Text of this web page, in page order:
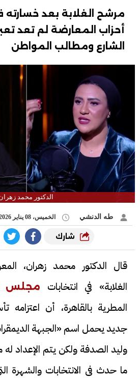
مرشح الغلابة بعد خسارته
أحزاب المعارضة لم تعد
الشارع ومطالب المواطن
الدكتور محمد
طه الدنشي الخميس، 08 يناير 2026 01:41 ص
شارك
قال الدكتور محمد زهران،
الغلابة» في انتخابات
مجلس
المطرية بالقاهرة، أن
جديد يحمل اسم «الجبهة
وليد الصدفة ولكن يتم الإعداد
ما حدث فى الانتخابات والشهرة